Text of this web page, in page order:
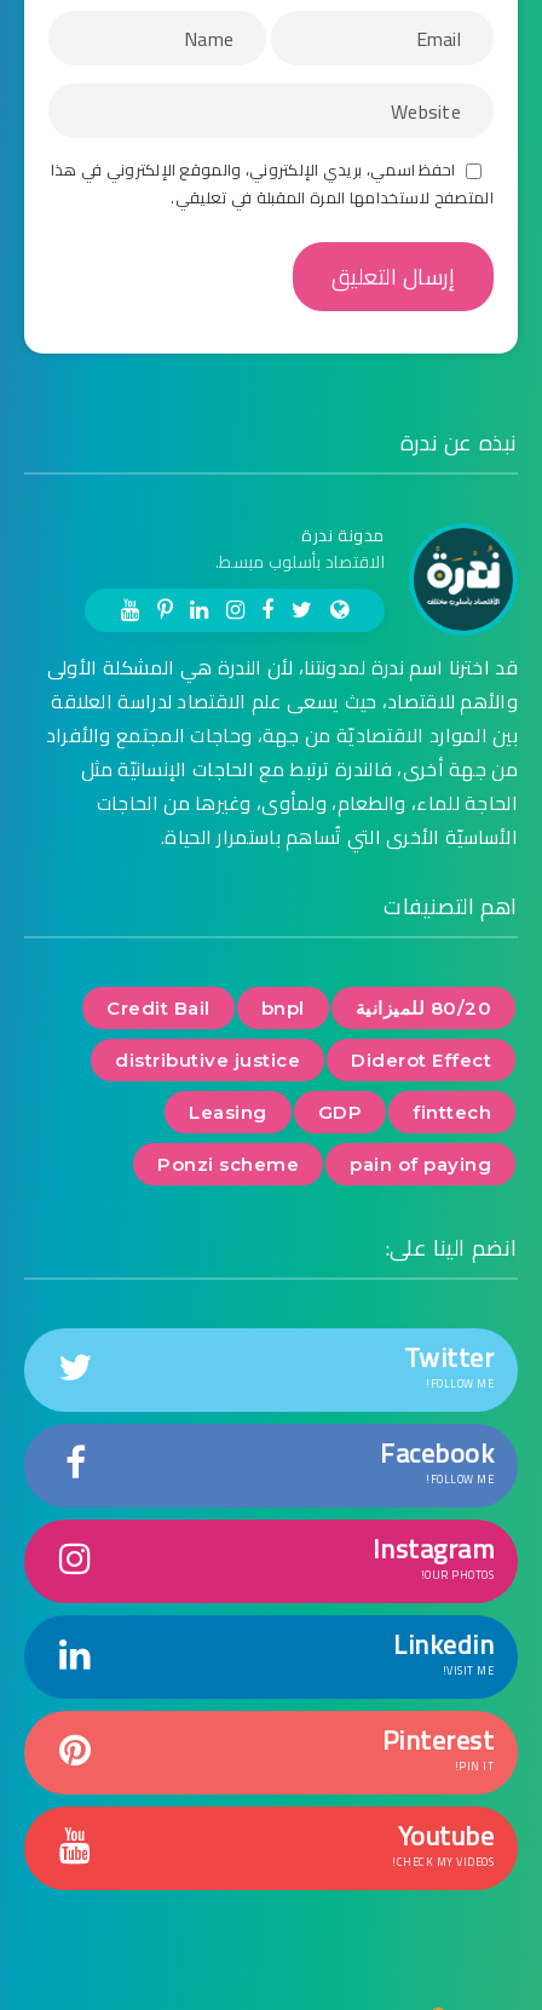
احفظ اسمي، بريدي الإلكتروني، والموقع الإلكتروني في هذا
المتصفح لاستخدامها المرة المقبلة في تعليقي.
نبذه عن ندرة
مدونة ندرة
الاقتصاد بأسلوب مبسط.
قد اخترنا اسم ندرة لمدونتنا، لأن الندرة هي المشكلة الأولى
والأهم للاقتصاد، حيث يسعى علم الاقتصاد لدراسة العلاقة
بين الموارد الاقتصاديّة من جهة، وحاجات المجتمع والأفراد
من جهة أخرى، فالندرة ترتبط مع الحاجات الإنسانيّة مثل
الحاجة للماء، والطعام، ولمأوى، وغيرها من الحاجات
الأساسيّة الأخرى التي تُساهم باستمرار الحياة.
اهم التصنيفات
80/20 للميزانية bnpl
Credit Bail
Diderot Effect
distributive justice
finttech
GDP
Leasing
pain of paying
Ponzi scheme
انضم الينا على:
Twitter
FOLLOW ME!
Facebook
FOLLOW ME!
Instagram
OUR PHOTOS!
Linkedin
VISIT ME!
Pinterest
PIN IT!
Youtube
CHECK MY VIDEOS!